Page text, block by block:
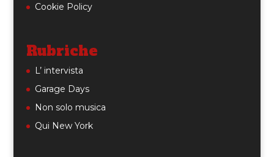
Cookie Policy
Rubriche
L’ intervista
Garage Days
Non solo musica
Qui New York